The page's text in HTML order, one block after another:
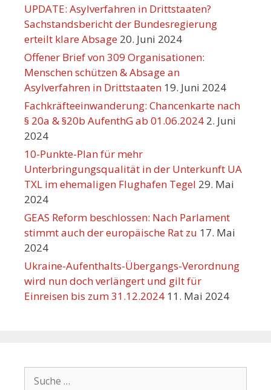
UPDATE: Asylverfahren in Drittstaaten?
Sachstandsbericht der Bundesregierung
erteilt klare Absage 20. Juni 2024
Offener Brief von 309 Organisationen:
Menschen schützen & Absage an
Asylverfahren in Drittstaaten 19. Juni 2024
Fachkräfteeinwanderung: Chancenkarte nach
§ 20a & §20b AufenthG ab 01.06.2024 2. Juni
2024
10-Punkte-Plan für mehr
Unterbringungsqualität in der Unterkunft UA
TXL im ehemaligen Flughafen Tegel 29. Mai
2024
GEAS Reform beschlossen: Nach Parlament
stimmt auch der europäische Rat zu 17. Mai
2024
Ukraine-Aufenthalts-Übergangs-Verordnung
wird nun doch verlängert und gilt für
Einreisen bis zum 31.12.2024 11. Mai 2024